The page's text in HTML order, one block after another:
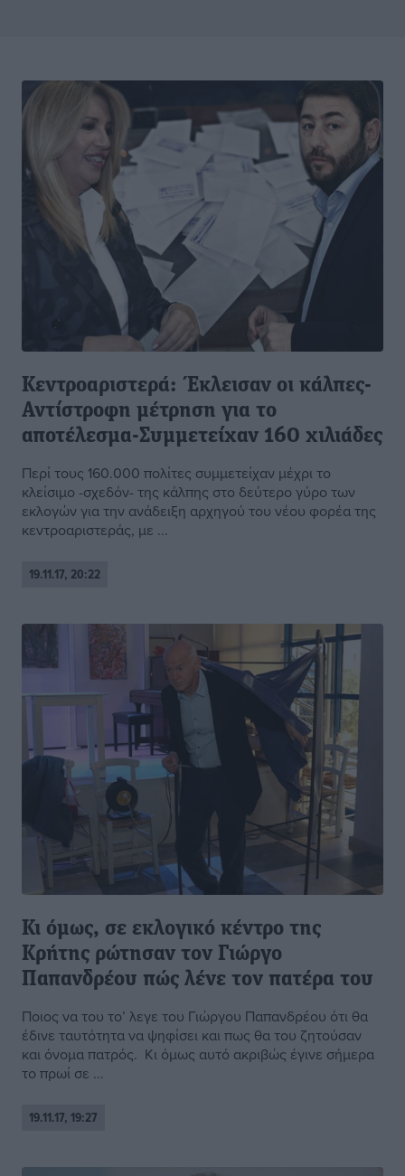
Κεντροαριστερά: Έκλεισαν οι κάλπες-
Αντίστροφη μέτρηση για το
αποτέλεσμα-Συμμετείχαν 160 χιλιάδες
Περί τους 160.000 πολίτες συμμετείχαν μέχρι το
κλείσιμο -σχεδόν- της κάλπης στο δεύτερο γύρο των
εκλογών για την ανάδειξη αρχηγού του νέου φορέα της
κεντροαριστεράς, με ...
19.11.17, 20:22
Κι όμως, σε εκλογικό κέντρο της
Κρήτης ρώτησαν τον Γιώργο
Παπανδρέου πώς λένε τον πατέρα του
Ποιος να του το’ λεγε του Γιώργου Παπανδρέου ότι θα
έδινε ταυτότητα να ψηφίσει και πως θα του ζητούσαν
και όνομα πατρός. Κι όμως αυτό ακριβώς έγινε σήμερα
το πρωί σε ...
19.11.17, 19:27